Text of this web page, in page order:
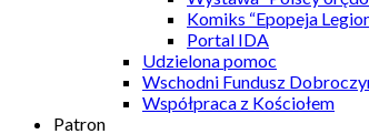
Komiks “Epopeja
Portal IDA
Udzielona pomoc
Wschodni Fundusz
Współpraca z Kościołem
Patron